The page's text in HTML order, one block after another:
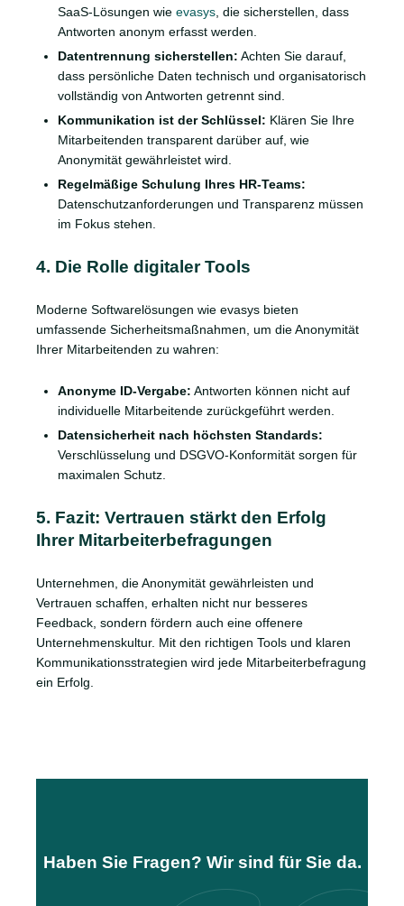
SaaS-Lösungen wie evasys , die sicherstellen, dass
Antworten anonym erfasst werden.
Datentrennung sicherstellen: Achten Sie darauf,
dass persönliche Daten technisch und organisatorisch
vollständig von Antworten getrennt sind.
Kommunikation ist der Schlüssel: Klären Sie Ihre
Mitarbeitenden transparent darüber auf, wie
Anonymität gewährleistet wird.
Regelmäßige Schulung Ihres HR-Teams:
Datenschutzanforderungen und Transparenz müssen
im Fokus stehen.
4. Die Rolle digitaler Tools
Moderne Softwarelösungen wie evasys bieten
umfassende Sicherheitsmaßnahmen, um die Anonymität
Ihrer Mitarbeitenden zu wahren:
Anonyme ID-Vergabe: Antworten können nicht auf
individuelle Mitarbeitende zurückgeführt werden.
Datensicherheit nach höchsten Standards:
Verschlüsselung und DSGVO-Konformität sorgen für
maximalen Schutz.
5. Fazit: Vertrauen stärkt den Erfolg
Ihrer Mitarbeiterbefragungen
Unternehmen, die Anonymität gewährleisten und
Vertrauen schaffen, erhalten nicht nur besseres
Feedback, sondern fördern auch eine offenere
Unternehmenskultur. Mit den richtigen Tools und klaren
Kommunikationsstrategien wird jede Mitarbeiterbefragung
ein Erfolg.
Haben Sie Fragen? Wir sind für Sie da.